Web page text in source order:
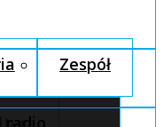
Zespół
radio